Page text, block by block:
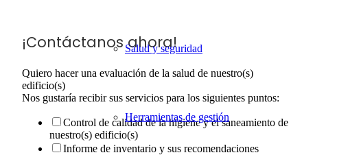
Salud y seguridad
Herramientas de gestión
¡Contáctanos ahora!
Quiero hacer una evaluación de la salud de nuestro(s)
edificio(s)
Nos gustaría recibir sus servicios para los siguientes puntos:
Control de calidad de la higiene y el saneamiento de
nuestro(s) edificio(s)
Informe de inventario y sus recomendaciones